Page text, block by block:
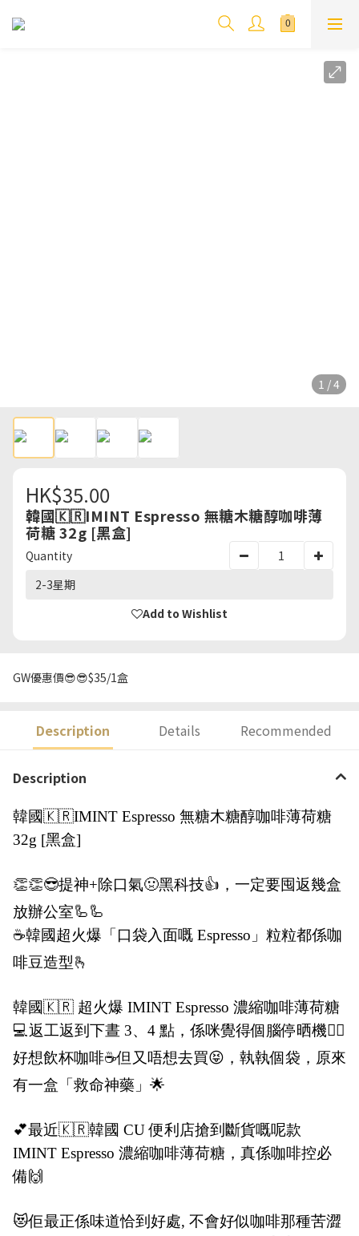
1 / 4
HK$35.00
韓國🇰🇷IMINT Espresso 無糖木糖醇咖啡薄
荷糖 32g [黑盒]
Quantity
2-3星期
Add to Wishlist
GW優惠價😎😎$35/1盒
Description Details Recommended
Description
韓國🇰🇷IMINT Espresso 無糖木糖醇咖啡薄荷糖
32g [黑盒]
👏👏😎提神+除口氣🤢黑科技👍，一定要囤返幾盒
放辦公室🦾🦾
☕️韓國超火爆「口袋入面嘅 Espresso」粒粒都係咖
啡豆造型🫰
韓國🇰🇷 超火爆 IMINT Espresso 濃縮咖啡薄荷糖
💻返工返到下晝 3、4 點，係咪覺得個腦停晒機🫩，
好想飲杯咖啡☕️但又唔想去買😝，執執個袋，原來
有一盒「救命神藥」🌟
💕最近🇰🇷韓國 CU 便利店搶到斷貨嘅呢款
IMINT Espresso 濃縮咖啡薄荷糖，真係咖啡控必
備🙌
😻佢最正係味道恰到好處, 不會好似咖啡那種苦澀